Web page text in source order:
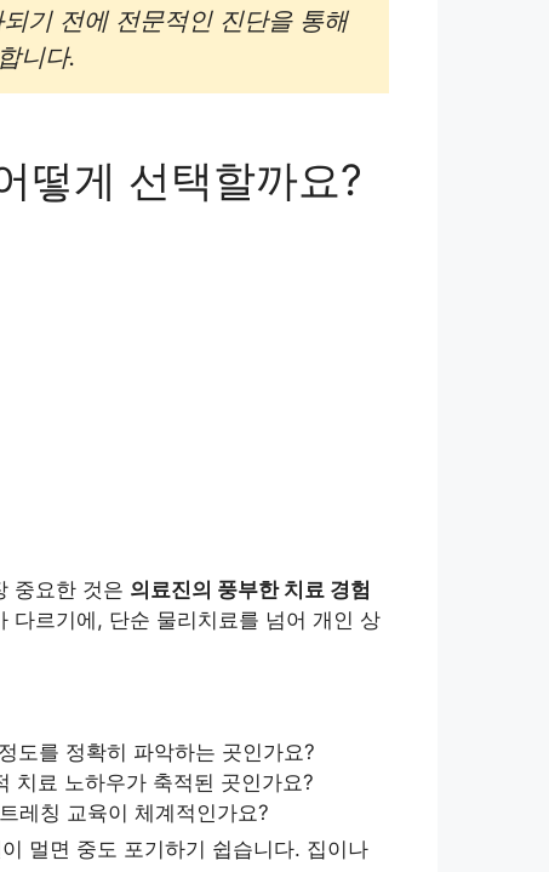
기 전에 전문적인 진단을 통해
니다.
떻게 선택할까요?
중요한 것은 의료진의 풍부한 치료 경험
다르기에, 단순 물리치료를 넘어 개인 상
도를 정확히 파악하는 곳인가요?
치료 노하우가 축적된 곳인가요?
레칭 교육이 체계적인가요?
멀면 중도 포기하기 쉽습니다. 집이나